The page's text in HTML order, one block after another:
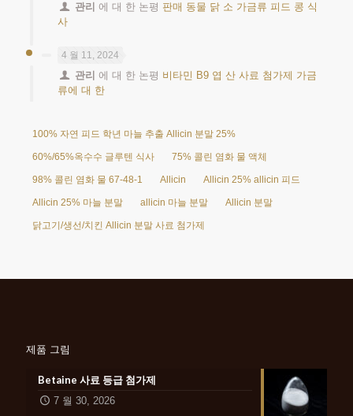
관리 에 대 한 논평 판매 동물 닭 소 가금류 피드 콩 식
사
4 월 11, 2024
관리 에 대 한 논평 비타민 B9 엽 산 사료 첨가제 가금
류에 대 한
100% 자연 피드 학년 마늘 추출 Allicin 분말 25%
60%/65%옥수수 글루텐 식사 75% 콜린 염화 물 액체
98% 콜린 염화 물 67-48-1 Allicin Allicin 25% allicin 피드
Allicin 25% 마늘 분말 allicin 마늘 분말 Allicin 분말
닭고기/생선/치킨 Allicin 분말 사료 첨가제
제품 그림
Betaine 사료 등급 첨가제
7 월 30, 2026